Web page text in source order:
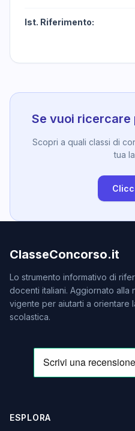
Ist. Riferimento:
Se vuoi ricercare
Scopri a quali classi di
tua
ClasseConcorso.it
Lo strumento informativo di
docenti italiani. Aggiornato alla
vigente per aiutarti a orientare
scolastica.
ESPLORA